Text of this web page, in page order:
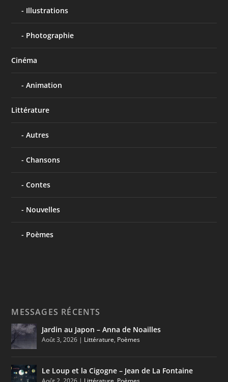
Illustrations
Photographie
Cinéma
Animation
Littérature
Autres
Chansons
Contes
Nouvelles
Poèmes
MESSAGES RÉCENTS
Jardin au Japon – Anna de Noailles
Août 3, 2026 | Littérature, Poèmes
Le Loup et la Cigogne – Jean de La Fontaine